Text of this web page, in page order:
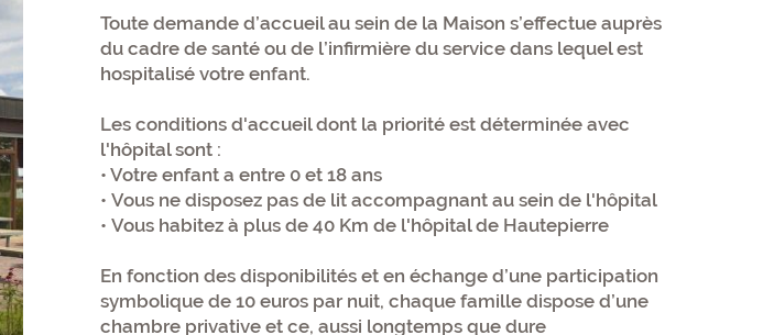
Toute demande d’accueil au sein de la Maison s’effectue auprès
du cadre de santé ou de l’infirmière du service dans lequel est
hospitalisé votre enfant.
Les conditions d'accueil dont la priorité est déterminée avec
l'hôpital sont :
• Votre enfant a entre 0 et 18 ans
• Vous ne disposez pas de lit accompagnant au sein de l'hôpital
• Vous habitez à plus de 40 Km de l'hôpital de Hautepierre
En fonction des disponibilités et en échange d’une participation
symbolique de 10 euros par nuit, chaque famille dispose d’une
chambre privative et ce, aussi longtemps que dure